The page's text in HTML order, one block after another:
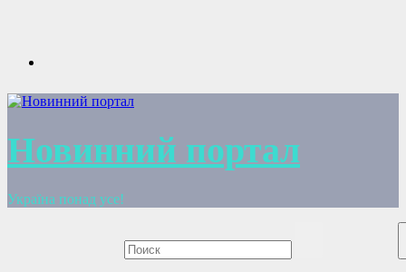
Новинний портал
Україна понад усе!